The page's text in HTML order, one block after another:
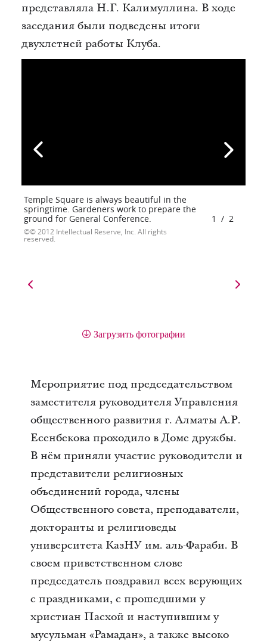
представляла Н.Г. Калимуллина. В ходе
заседания были подведены итоги
двухлетней работы Клуба.
Temple Square is always beautiful in the
springtime. Gardeners work to prepare the
ground for General Conference.
© 2012 Intellectual Reserve, Inc. All rights
reserved.
1 / 2
Загрузить фотографии
Мероприятие под председательством
заместителя руководителя Управления
общественного развития г. Алматы А.Р.
Есенбекова проходило в Доме дружбы.
В нём приняли участие руководители и
представители религиозных
объединений города, члены
Общественного совета, преподаватели,
докторанты и религиоведы
университета КазНУ им. аль-Фараби. В
своем приветственном слове
председатель поздравил всех верующих
с праздниками, с прошедшими у
христиан Пасхой и наступившим у
мусульман «Рамадан», а также высоко